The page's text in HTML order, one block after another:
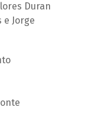
Duran
e Jorge